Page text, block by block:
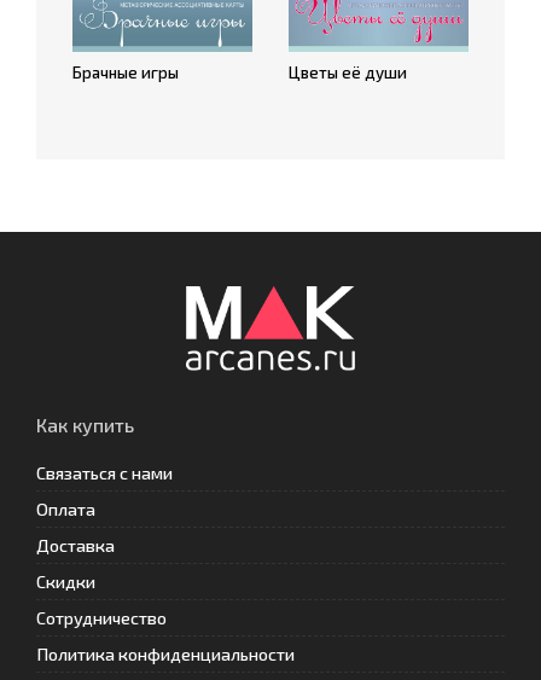
Брачные игры Цветы её души
Как купить
Связаться с нами
Оплата
Доставка
Скидки
Сотрудничество
Политика конфиденциальности